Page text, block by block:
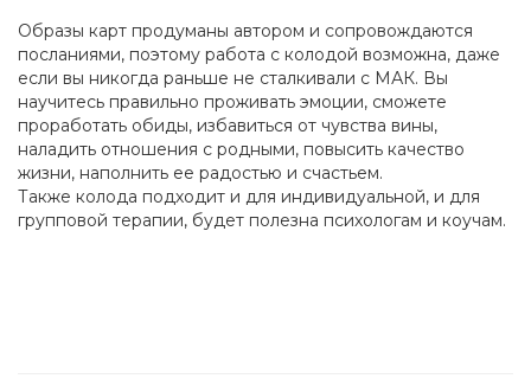
Образы карт продуманы автором и сопровождаются
посланиями, поэтому работа с колодой возможна, даже
если вы никогда раньше не сталкивали с МАК. Вы
научитесь правильно проживать эмоции, сможете
проработать обиды, избавиться от чувства вины,
наладить отношения с родными, повысить качество
жизни, наполнить ее радостью и счастьем.
Также колода подходит и для индивидуальной, и для
групповой терапии, будет полезна психологам и коучам.